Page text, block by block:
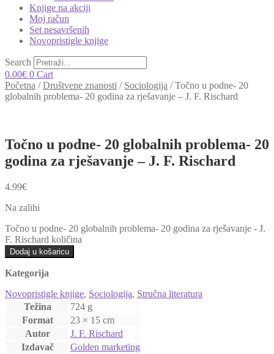
Knjige na akciji
Moj račun
Set nesavršenih
Novopristigle knjige
Search
0.00€ 0 Cart
Početna /Društvene znanosti / Sociologija /Točno u podne- 20
globalnih problema- 20 godina za rješavanje – J. F. Rischard
Točno u podne- 20 globalnih problema- 20
godina za rješavanje – J. F. Rischard
4.99€
Na zalihi
Točno u podne- 20 globalnih problema- 20 godina za rješavanje - J.
F. Rischard količina
Dodaj u košaricu
Kategorija
Novopristigle knjige, Sociologija, Stručna literatura
Težina
724 g
Format
23 × 15 cm
Autor
J. F. Rischard
Izdavač
Golden marketing